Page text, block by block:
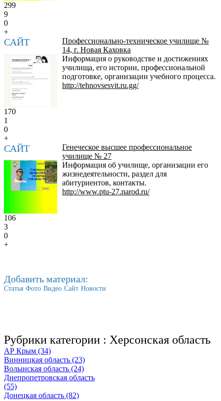
299
9
0
+
САЙТ
Профессионально-техническое училище №
14, г. Новая Каховка
Информация о руководстве и достижениях
училища, его истории, профессиональной
подготовке, организации учебного процесса.
http://tehnovsesvit.ru.gg/
170
1
0
+
САЙТ
Генеческое высшее профессиональное
училище № 27
Информация об училище, организации его
жизнедеятельности, раздел для
абитуриентов, контакты.
http://www.ptu-27.narod.ru/
106
3
0
+
Добавить материал:
Статья Фото Видео Сайт Новости
Рубрики категории : Херсонская область
АР Крым (34)
Винницкая область (23)
Волынская область (24)
Днепропетровская область
(55)
Донецкая область (82)